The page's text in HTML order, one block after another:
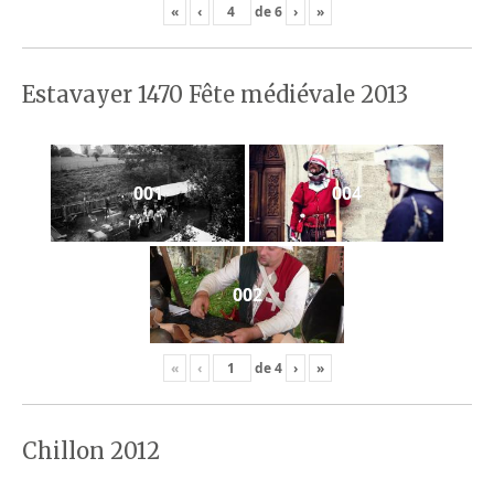
« ‹ de6 › »
Estavayer 1470 Fête médiévale 2013
001 004
002
« ‹ de4 › »
Chillon 2012